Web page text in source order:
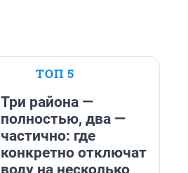
ТОП 5
Три района —
полностью, два —
частично: где
конкретно отключат
воду на несколько